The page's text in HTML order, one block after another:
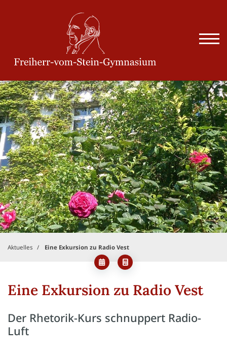
Aktuelles Eine Exkursion zu Radio Vest
Eine Exkursion zu Radio Vest
Der Rhetorik-Kurs schnuppert Radio-
Luft